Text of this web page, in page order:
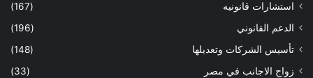
استشارات قانونيه
(167)
الدعم القانوني
(196)
تأسيس الشركات وتعديلها
(148)
زواج الاجانب في مصر
(33)